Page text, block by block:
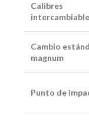
Calibres
Cambio
magnum
Punto de